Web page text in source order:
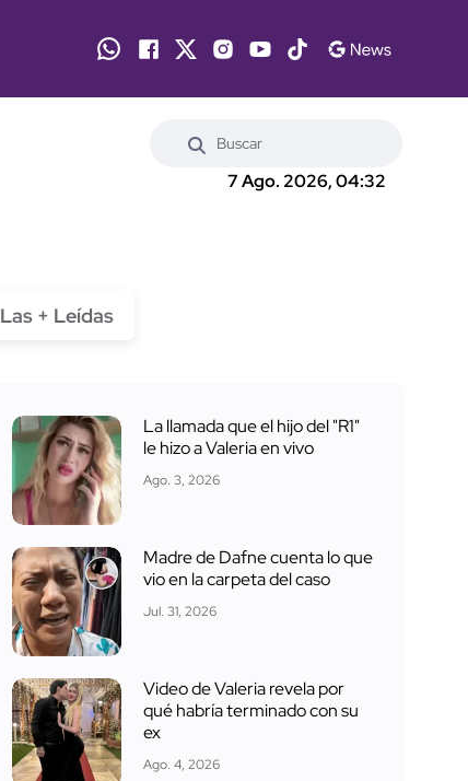
7 Ago. 2026, 04:32
Las + Leídas
La llamada que el hijo del "R1"
le hizo a Valeria en vivo
Ago. 3, 2026
Madre de Dafne cuenta lo que
vio en la carpeta del caso
Jul. 31, 2026
Video de Valeria revela por
qué habría terminado con su
ex
Ago. 4, 2026